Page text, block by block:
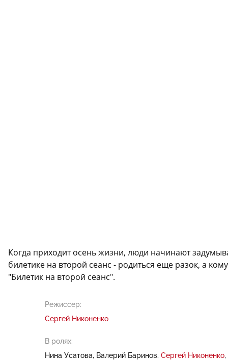
Когда приходит осень жизни, люди начинают
билетике на второй сеанс - родиться еще разок, а
"Билетик на второй сеанс".
Режиссер:
Сергей Никоненко
В ролях:
Нина Усатова
Валерий Баринов Сергей Никоненко